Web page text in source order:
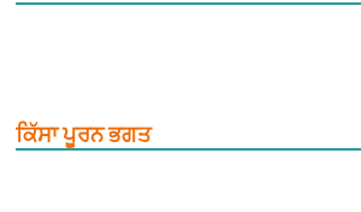
ਕਿੱਸਾ ਪੂਰਨ ਭਗਤ